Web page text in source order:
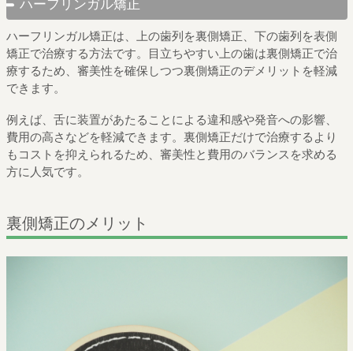
ハーフリンガル矯正
ハーフリンガル矯正は、上の歯列を裏側矯正、下の歯列を表側
矯正で治療する方法です。目立ちやすい上の歯は裏側矯正で治
療するため、審美性を確保しつつ裏側矯正のデメリットを軽減
できます。
例えば、舌に装置があたることによる違和感や発音への影響、
費用の高さなどを軽減できます。裏側矯正だけで治療するより
もコストを抑えられるため、審美性と費用のバランスを求める
方に人気です。
裏側矯正のメリット